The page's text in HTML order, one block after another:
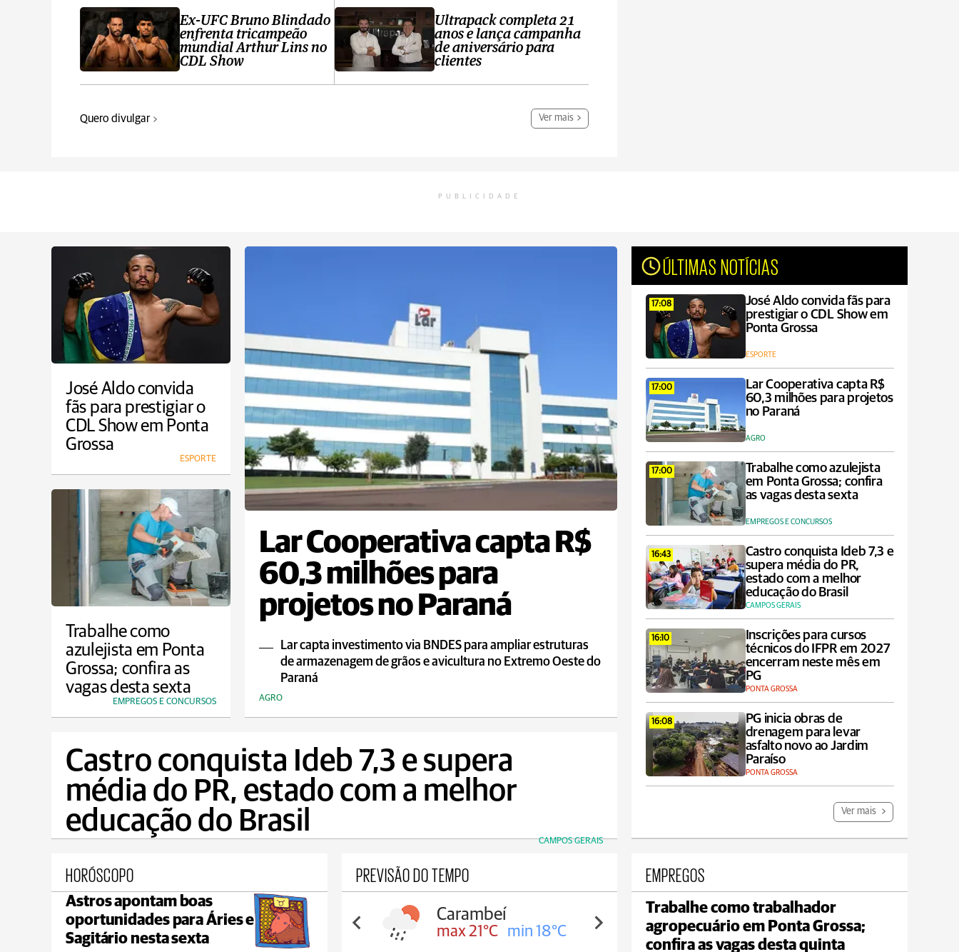
Ex-UFC Bruno Blindado
enfrenta tricampeão
mundial Arthur Lins no
CDL Show
Ultrapack completa 21
anos e lança campanha
de aniversário para
clientes
Quero divulgar Ver mais
PUBLICIDADE
José Aldo convida
fãs para prestigiar o
CDL Show em Ponta
Grossa
ESPORTE
Lar Cooperativa capta R$
60,3 milhões para
projetos no Paraná
Lar capta investimento via BNDES para ampliar estruturas
de armazenagem de grãos e avicultura no Extremo Oeste do
Paraná
AGRO
ÚLTIMAS NOTÍCIAS
17:08
José Aldo convida fãs para
prestigiar o CDL Show em
Ponta Grossa
ESPORTE
17:00
Lar Cooperativa capta R$
60,3 milhões para projetos
no Paraná
AGRO
17:00
Trabalhe como azulejista
em Ponta Grossa; confira
as vagas desta sexta
EMPREGOS E CONCURSOS
16:43
Castro conquista Ideb 7,3 e
supera média do PR,
estado com a melhor
educação do Brasil
CAMPOS GERAIS
16:10
Inscrições para cursos
técnicos do IFPR em 2027
encerram neste mês em
PG
PONTA GROSSA
16:08
PG inicia obras de
drenagem para levar
asfalto novo ao Jardim
Paraíso
PONTA GROSSA
Ver mais
Trabalhe como
azulejista em Ponta
Grossa; confira as
vagas desta sexta
EMPREGOS E CONCURSOS
Castro conquista Ideb 7,3 e supera
média do PR, estado com a melhor
educação do Brasil
CAMPOS GERAIS
HORÓSCOPO
Astros apontam boas
oportunidades para Áries e
Sagitário nesta sexta
PREVISÃO DO TEMPO
Carambeí
max 21°C min 18°C
Jaguariaíva
max 22°C min 19°C
Tibagi
max 23°C min 19°C
EMPREGOS
Trabalhe como trabalhador
agropecuário em Ponta Grossa;
confira as vagas desta quinta